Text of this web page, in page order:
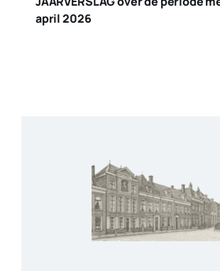
april 2026